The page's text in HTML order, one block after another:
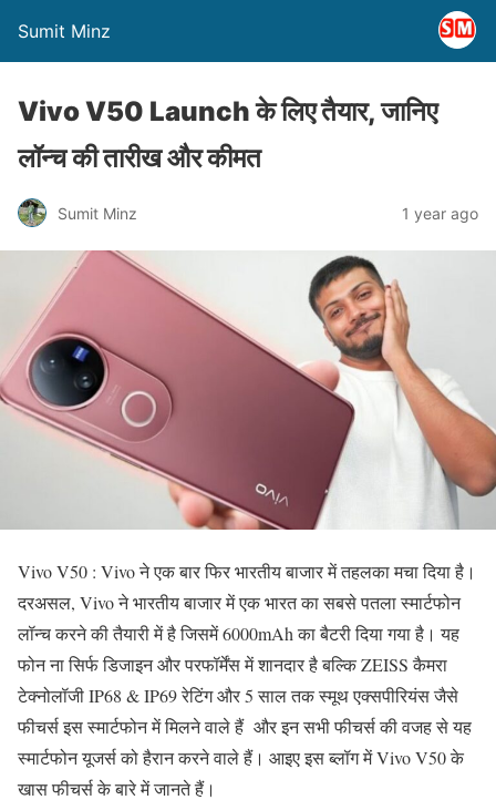
Sumit Minz
Vivo V50 Launch के लिए तैयार, जानिए
लॉन्च की तारीख और कीमत
Sumit Minz 1 year ago
Vivo V50 : Vivo ने एक बार फिर भारतीय बाजार में तहलका मचा दिया है।
दरअसल, Vivo ने भारतीय बाजार में एक भारत का सबसे पतला स्मार्टफोन
लॉन्च करने की तैयारी में है जिसमें 6000mAh का बैटरी दिया गया है। यह
फोन ना सिर्फ डिजाइन और परफॉर्मेंस में शानदार है बल्कि ZEISS कैमरा
टेक्नोलॉजी IP68 & IP69 रेटिंग और 5 साल तक स्मूथ एक्सपीरियंस जैसे
फीचर्स इस स्मार्टफोन में मिलने वाले हैं और इन सभी फीचर्स की वजह से यह
स्मार्टफोन यूजर्स को हैरान करने वाले हैं। आइए इस ब्लॉग में Vivo V50 के
खास फीचर्स के बारे में जानते हैं।